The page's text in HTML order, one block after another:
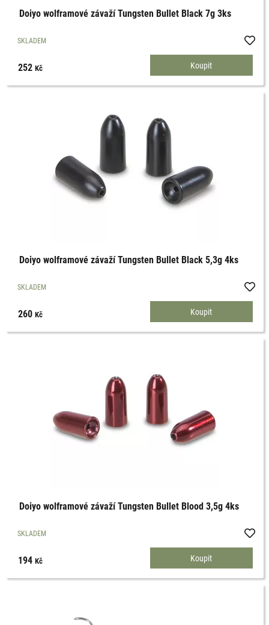
Doiyo wolframové závaží Tungsten Bullet Black 7g 3ks
SKLADEM
252Kč
Doiyo wolframové závaží Tungsten Bullet Black 5,3g 4ks
SKLADEM
260Kč
Doiyo wolframové závaží Tungsten Bullet Blood 3,5g 4ks
SKLADEM
194Kč